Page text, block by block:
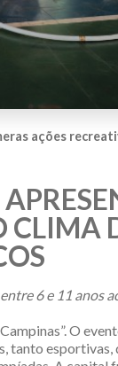
ações
CLIMA
6 e 11 anos
O
tanto